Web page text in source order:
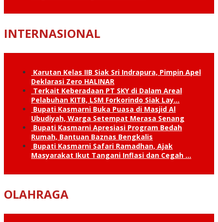
INTERNASIONAL
Karutan Kelas IIB Siak Sri Indrapura, Pimpin Apel
Deklarasi Zero HALINAR
Terkait Keberadaan PT SKY di Dalam Areal
Pelabuhan KITB, LSM Forkorindo Siak Lay…
Bupati Kasmarni Buka Puasa di Masjid Al
Ubudiyah, Warga Setempat Merasa Senang
Bupati Kasmarni Apresiasi Program Bedah
Rumah, Bantuan Baznas Bengkalis
Bupati Kasmarni Safari Ramadhan, Ajak
Masyarakat Ikut Tangani Inflasi dan Cegah …
OLAHRAGA